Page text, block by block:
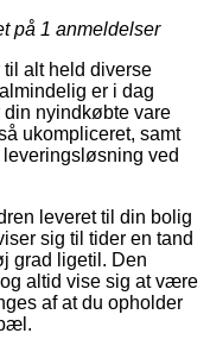
på 1 anmeldelser
til alt held diverse
er i dag
nyindkøbte vare
ukompliceret, samt
ved
leveret til din bolig
sig til tider en tand
grad ligetil. Den
altid vise sig at være
af at du opholder